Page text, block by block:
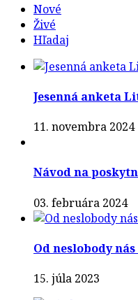
Nové
Živé
Hľadaj
Jesenná anketa
11. novembra 2024
Návod na
03. februára 2024
Od neslobody
15. júla 2023